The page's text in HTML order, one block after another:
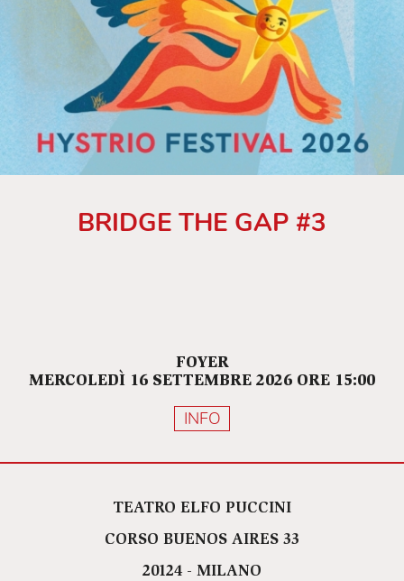
BRIDGE THE GAP #3
FOYER
MERCOLEDÌ 16 SETTEMBRE 2026 ORE 15:00
INFO
TEATRO ELFO PUCCINI
CORSO BUENOS AIRES 33
20124 - MILANO